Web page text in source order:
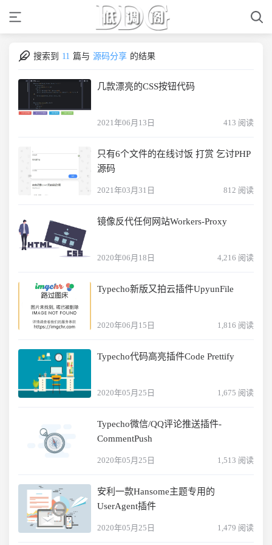
搜索到 11 篇与 源码分享 的结果
几款漂亮的CSS按钮代码
2021年06月13日 413 阅读
只有6个文件的在线讨饭 打赏 乞讨PHP
源码
2021年03月31日 812 阅读
镜像反代任何网站Workers-Proxy
2020年06月18日 4,216 阅读
Typecho新版又拍云插件UpyunFile
2020年06月15日 1,816 阅读
Typecho代码高亮插件Code Prettify
2020年05月25日 1,675 阅读
Typecho微信/QQ评论推送插件-
CommentPush
2020年05月25日 1,513 阅读
安利一款Hansome主题专用的
UserAgent插件
2020年05月25日 1,479 阅读